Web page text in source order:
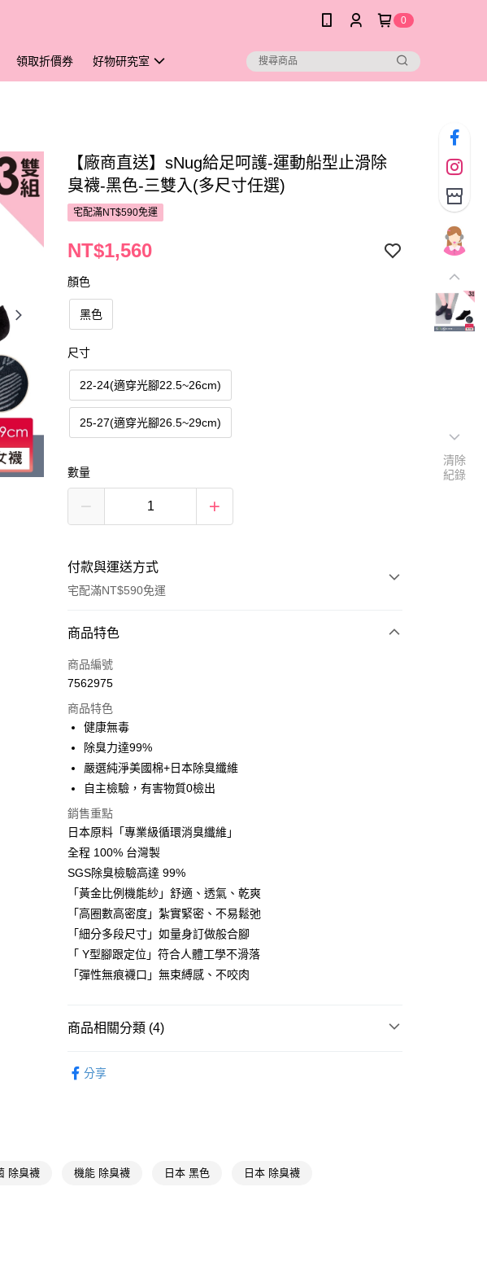
0
領取折價券 好物研究室
【廠商直送】sNug給足呵護-運動船型止滑除
臭襪-黑色-三雙入(多尺寸任選)
宅配滿NT$590免運
NT$1,560
顏色
黑色
尺寸
22-24(適穿光腳22.5~26cm)
25-27(適穿光腳26.5~29cm)
數量
付款與運送方式
宅配滿NT$590免運
付款方式
POYA支付
LINE Pay
Apple Pay
街口支付
悠遊付
AFTEE先享後付
相關說明
【關於「AFTEE先享後付」】
AFTEE先享後付是「在收到商品之後才付款」的支付方式。 讓您購物簡單
便利好安心！
１．簡單：不需註冊會員、不需綁卡、不需儲值。
２．便利：只要手機號碼，簡訊認證，即可結帳。
３．安心：先確認商品／服務後，再付款。
１．於結帳方式選擇「AFTEE先享後付」後，將跳轉至「AFTEE先享後
３．收到繳費通知簡訊後14天內，點擊此簡訊中的連結，可透過四大超商
／ATM／網路銀行／等多元方式進行付款，方視為交易完成。
付客戶支援中心」
https://netprotections.freshdesk.com/support/home
運送方式
宅配(廠商直送🚚)
宅配(離島廠商直送🚚)
商品特色
商品編號
7562975
商品特色
健康無毒
除臭力達99%
嚴選純淨美國棉+日本除臭纖維
自主檢驗，有害物質0檢出
銷售重點
日本原料「專業級循環消臭纖維」
全程 100% 台灣製
SGS除臭檢驗高達 99%
「黃金比例機能紗」舒適、透氣、乾爽
「高圈數高密度」紮實緊密、不易鬆弛
「細分多段尺寸」如量身訂做般合腳
「 Y型腳跟定位」符合人體工學不滑落
「彈性無痕襪口」無束縛感、不咬肉
商品相關分類 (4)
分享
除臭襪 機能 除臭襪 日本 黑色 日本 除臭襪
清除
紀錄